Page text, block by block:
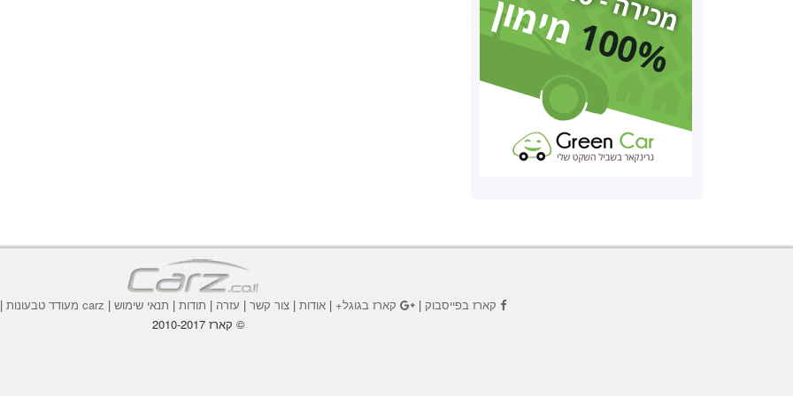
קארז בפייסבוק | קארז בגוגל+ | אודות | צור קשר | עזרה | תודות | תנאי שימוש | carz מעודד טבעונות |
© קארז 2010-2017